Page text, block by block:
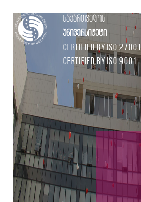
საქართველოს
უნივერსიტეტი
Certified by ISO 27001
Certified by ISO 9001